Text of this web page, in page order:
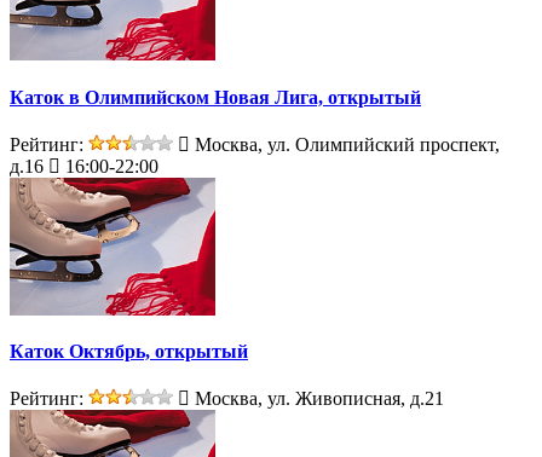
Каток в Олимпийском Новая Лига, открытый
Рейтинг:
Москва, ул. Олимпийский проспект,
д.16
16:00-22:00
Каток Октябрь, открытый
Рейтинг: Москва, ул. Живописная, д.21